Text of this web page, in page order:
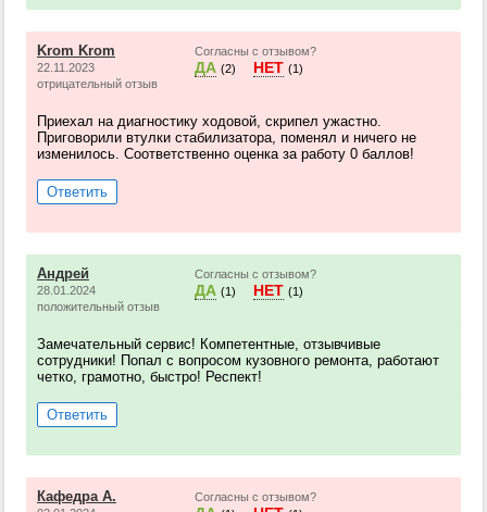
Krom Krom
22.11.2023
отрицательный отзыв
Согласны с отзывом?
ДА (2) НЕТ (1)
Приехал на диагностику ходовой, скрипел ужастно.
Приговорили втулки стабилизатора, поменял и ничего не
изменилось. Соответственно оценка за работу 0 баллов!
Ответить
Андрей
28.01.2024
положительный отзыв
Согласны с отзывом?
ДА (1) НЕТ (1)
Замечательный сервис! Компетентные, отзывчивые
сотрудники! Попал с вопросом кузовного ремонта, работают
четко, грамотно, быстро! Респект!
Ответить
Кафедра А. Согласны с отзывом?